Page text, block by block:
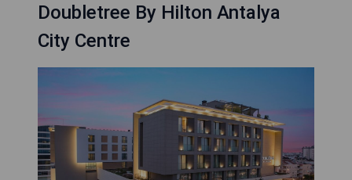
Doubletree By Hilton Antalya
City Centre